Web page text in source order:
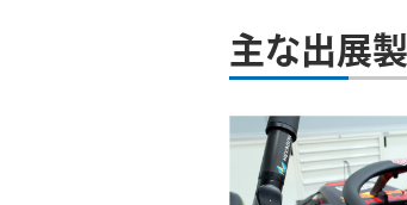
主な出展